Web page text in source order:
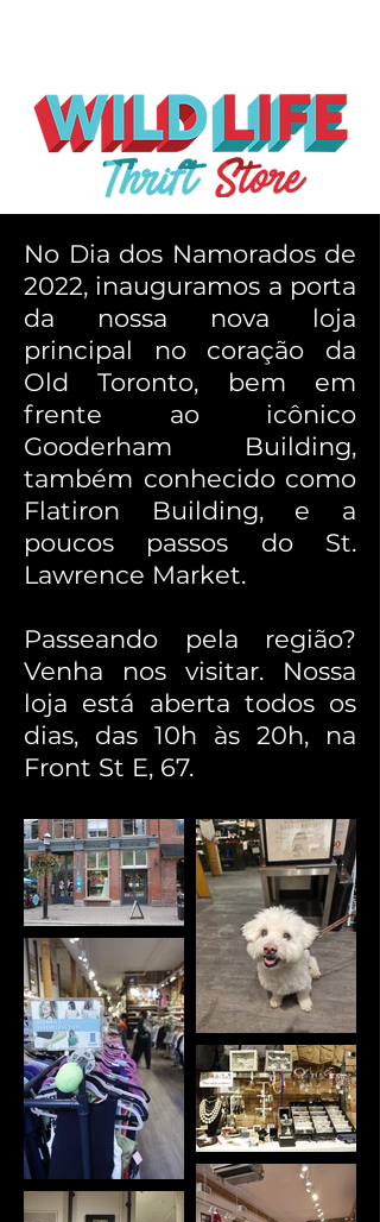
No Dia dos Namorados de
2022, inauguramos a porta
da nossa nova loja
principal no coração da
Old Toronto, bem em
frente ao icônico
Gooderham Building,
também conhecido como
Flatiron Building, e a
poucos passos do St.
Lawrence Market.
Passeando pela região?
Venha nos visitar. Nossa
loja está aberta todos os
dias, das 10h às 20h, na
Front St E, 67.